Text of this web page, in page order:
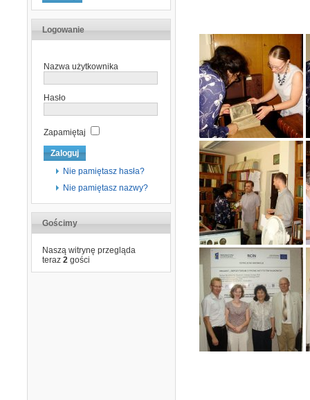
Logowanie
Nazwa użytkownika
Hasło
Zapamiętaj
Nie pamiętasz hasła?
Nie pamiętasz nazwy?
Gościmy
Naszą witrynę przegląda
teraz 2 gości